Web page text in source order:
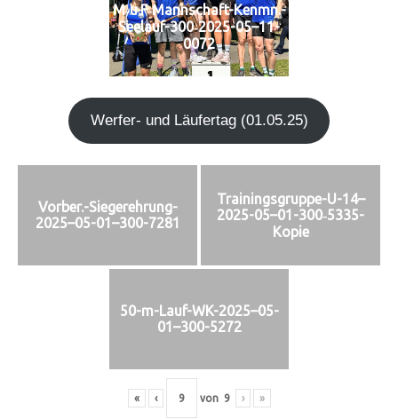
M‑u.F‑Mannschaft-Kenmn.-
Seelauf-300‑2025-05–11-
0072
Wer­fer- und Läu­fer­tag (01.05.25)
Vorber.-Siegerehrung-
2025–05-01–300-7281
Trainingsgruppe-U-14–
2025-05–01-300‑5335-
Kopie
50-m-Lauf-WK-2025–05-
01–300-5272
« ‹ von 9 › »